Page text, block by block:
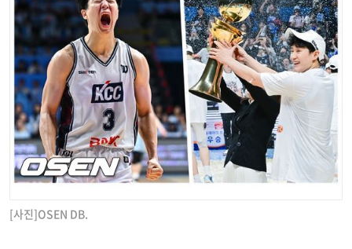
[사진]OSEN DB.